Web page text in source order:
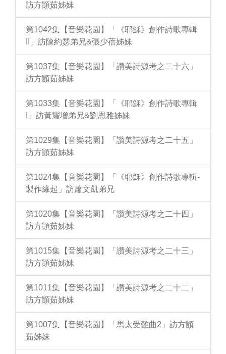
訪方顗茹姊妹
第1042集【音樂花園】「《耶穌》創作詩歌專輯
II」訪陳約瑟弟兄&張少蓓姊妹
第1037集【音樂花園】「讚美詩源考之二十六」
訪方顗茹姊妹
第1033集【音樂花園】「《耶穌》創作詩歌專輯
I」訪黃耀增弟兄&劉恩雅姊妹
第1029集【音樂花園】「讚美詩源考之二十五」
訪方顗茹姊妹
第1024集【音樂花園】「《耶穌》創作詩歌專輯-
製作緣起」訪蕭文凱弟兄
第1020集【音樂花園】「讚美詩源考之二十四」
訪方顗茹姊妹
第1015集【音樂花園】「讚美詩源考之二十三」
訪方顗茹姊妹
第1011集【音樂花園】「讚美詩源考之二十二」
訪方顗茹姊妹
第1007集【音樂花園】「馬太受難曲2」訪方顗
茹姊妹